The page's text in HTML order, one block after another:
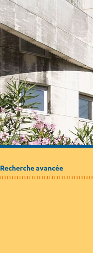
Recherche avancée